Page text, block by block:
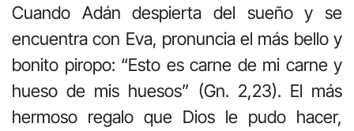
Cuando Adán despierta del sueño y se
encuentra con Eva, pronuncia el más bello y
bonito piropo: “Esto es carne de mi carne y
hueso de mis huesos” (Gn. 2,23). El más
hermoso regalo que Dios le pudo hacer,